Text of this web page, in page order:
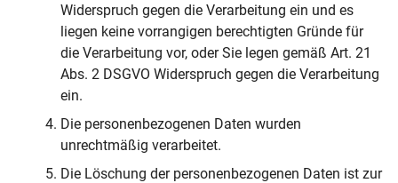
Widerspruch gegen die Verarbeitung ein und es
liegen keine vorrangigen berechtigten Gründe für
die Verarbeitung vor, oder Sie legen gemäß Art. 21
Abs. 2 DSGVO Widerspruch gegen die Verarbeitung
ein.
Die personenbezogenen Daten wurden
unrechtmäßig verarbeitet.
Die Löschung der personenbezogenen Daten ist zur